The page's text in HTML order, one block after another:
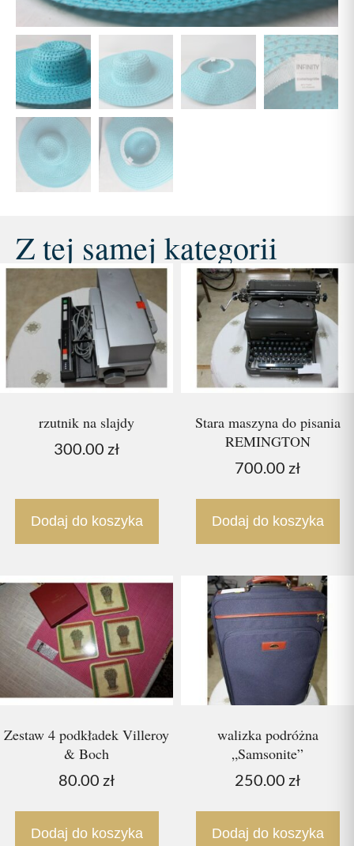
Z tej samej kategorii
rzutnik na slajdy
300.00 zł
Dodaj do koszyka
Stara maszyna do pisania
REMINGTON
700.00 zł
Dodaj do koszyka
Zestaw 4 podkładek Villeroy
& Boch
80.00 zł
Dodaj do koszyka
walizka podróżna
„Samsonite”
250.00 zł
Dodaj do koszyka